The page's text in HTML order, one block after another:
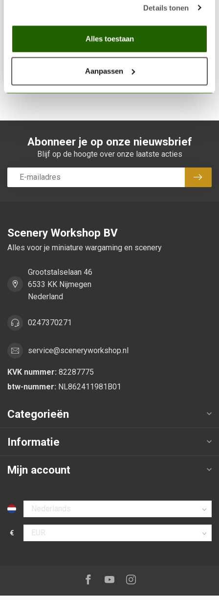
Details tonen
Alles toestaan
Aanpassen
Auto Colors Set - 26 kleuren - 20ml - 48702
Abonneer je op onze nieuwsbrief
Blijf op de hoogte over onze laatste acties
Scenery Workshop BV
Alles voor je miniature wargaming en scenery
Grootstalselaan 46
6533 KK Nijmegen
Nederland
0247370271
service@sceneryworkshop.nl
KVK nummer: 82287775
btw-nummer: NL862411981B01
Categorieën
Informatie
Mijn account
Selecteer taal
€
Selecteer valuta
Volg ons op:Facebook
YoutubeInstagram